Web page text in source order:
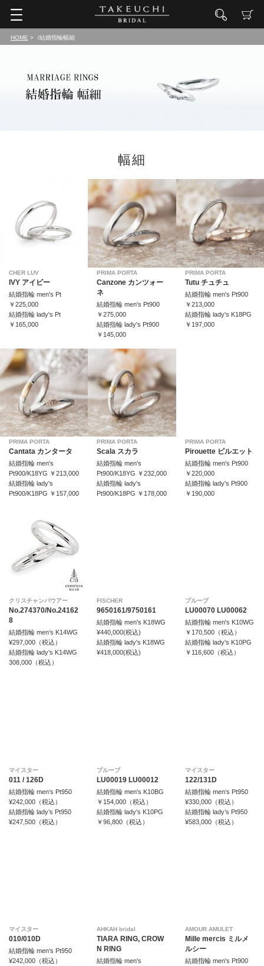
HOME /結婚指輪幅細
幅細
CHER LUV
IVY アイビー
結婚指輪 men's Pt
￥225,000
結婚指輪 lady's Pt
￥165,000
PRIMA PORTA
Canzone カンツォー
ネ
結婚指輪 men's Pt900
￥275,000
結婚指輪 lady's Pt900
￥145,000
PRIMA PORTA
Tutu チュチュ
結婚指輪 men's Pt900
￥213,000
結婚指輪 lady's K18PG
￥197,000
PRIMA PORTA
Cantata カンタータ
結婚指輪 men's
Pt900/K18YG ￥213,000
結婚指輪 lady's
Pt900/K18PG ￥157,000
PRIMA PORTA
Scala スカラ
結婚指輪 men's
Pt900/K18YG ￥232,000
結婚指輪 lady's
Pt900/K18PG ￥178,000
PRIMA PORTA
Pirouette ピルエット
結婚指輪 men's Pt900
￥220,000
結婚指輪 lady's Pt900
￥190,000
クリスチャンバウアー
No.274370/No.24162
8
結婚指輪 men‘s K14WG
¥297,000（税込）
結婚指輪 lady’s K14WG
308,000（税込）
FISCHER
9650161/9750161
結婚指輪 men's K18WG
¥440,000(税込)
結婚指輪 lady's K18WG
¥418,000(税込)
プルーブ
LU00070 LU00062
結婚指輪 men's K10WG
￥170,500（税込）
結婚指輪 lady's K10PG
￥116,600（税込）
マイスター
011 / 126D
結婚指輪 men‘s Pt950
¥242,000（税込）
結婚指輪 lady’s Pt950
¥247,500（税込）
プルーブ
LU00019 LU00012
結婚指輪 men's K10BG
￥154,000（税込）
結婚指輪 lady's K10PG
￥96,800（税込）
マイスター
122/131D
結婚指輪 men‘s Pt950
¥330,000（税込）
結婚指輪 lady’s Pt950
¥583,000（税込）
マイスター
010/010D
結婚指輪 men‘s Pt950
¥242,000（税込）
AHKAH bridal
TIARA RING, CROW
N RING
結婚指輪 men's
AMOUR AMULET
Mille mercis ミルメ
ルシー
結婚指輪 men's Pt900